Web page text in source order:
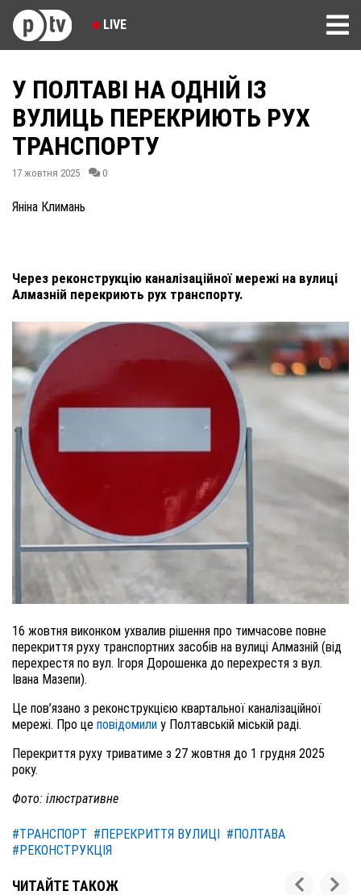
LIVE
У ПОЛТАВІ НА ОДНІЙ ІЗ
ВУЛИЦЬ ПЕРЕКРИЮТЬ РУХ
ТРАНСПОРТУ
17 жовтня 2025 0
Яніна Климань
Через реконструкцію каналізаційної мережі на вулиці
Алмазній перекриють рух транспорту.
16 жовтня виконком ухвалив рішення про тимчасове повне
перекриття руху транспортних засобів на вулиці Алмазній (від
перехрестя по вул. Ігоря Дорошенка до перехрестя з вул.
Івана Мазепи).
Це пов’язано з реконструкцією квартальної каналізаційної
мережі. Про це повідомили у Полтавській міській раді.
Перекриття руху триватиме з 27 жовтня до 1 грудня 2025
року.
Фото: ілюстративне
#ТРАНСПОРТ #ПЕРЕКРИТТЯ ВУЛИЦІ #ПОЛТАВА
#РЕКОНСТРУКЦІЯ
ЧИТАЙТЕ ТАКОЖ